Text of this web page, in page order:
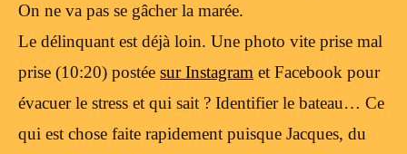
On ne va pas se gâcher la marée.
Le délinquant est déjà loin. Une photo vite prise mal
prise (10:20) postée sur Instagram et Facebook pour
évacuer le stress et qui sait ? Identifier le bateau… Ce
qui est chose faite rapidement puisque Jacques, du